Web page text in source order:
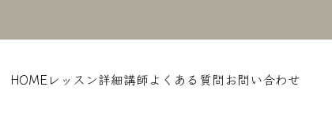
HOMEレッスン詳細講師よくある質問 お問い合わせ